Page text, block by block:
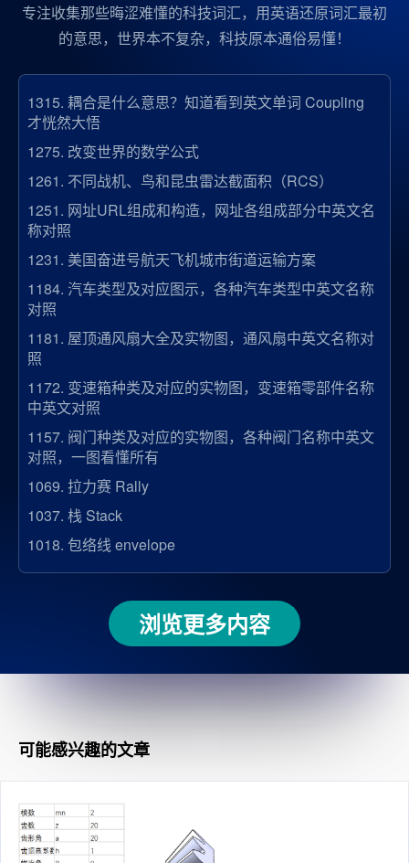
专注收集那些晦涩难懂的科技词汇，用英语还原词汇最初
的意思，世界本不复杂，科技原本通俗易懂！
1315. 耦合是什么意思？知道看到英文单词 Coupling
才恍然大悟
1275. 改变世界的数学公式
1261. 不同战机、鸟和昆虫雷达截面积（RCS）
1251. 网址URL组成和构造，网址各组成部分中英文名
称对照
1231. 美国奋进号航天飞机城市街道运输方案
1184. 汽车类型及对应图示，各种汽车类型中英文名称
对照
1181. 屋顶通风扇大全及实物图，通风扇中英文名称对
照
1172. 变速箱种类及对应的实物图，变速箱零部件名称
中英文对照
1157. 阀门种类及对应的实物图，各种阀门名称中英文
对照，一图看懂所有
1069. 拉力赛 Rally
1037. 栈 Stack
1018. 包络线 envelope
浏览更多内容
可能感兴趣的文章